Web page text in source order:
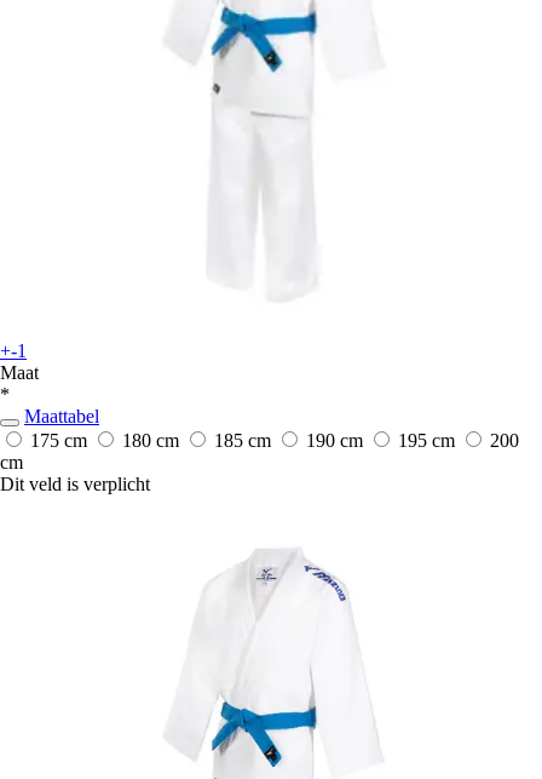
+-1
Maat
*
Maattabel
175 cm
180 cm 185 cm 190 cm 195 cm
200
cm
Dit veld is verplicht